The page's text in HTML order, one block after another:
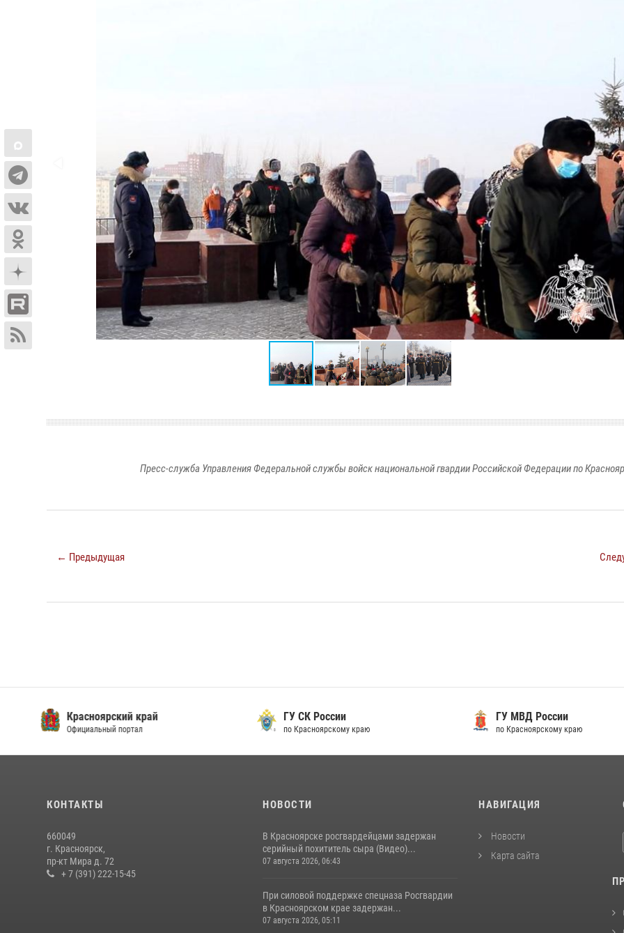
Пресс-служба Управления Федеральной службы войск национальной гвардии Российской Федерации по
← Предыдущая
ГУ СК России
по Красноярскому краю
ГУ МВД России
по Красноярскому краю
ФГУП "Охрана"
Официальный сайт
КОНТАКТЫ
660049
г. Красноярск,
пр-кт Мира д. 72
+ 7 (391) 222-15-45
НОВОСТИ
В Красноярске росгвардейцами задержан
серийный похититель сыра (Видео)...
07 августа 2026, 06:43
При силовой поддержке спецназа Росгвардии
в Красноярском крае задержан...
07 августа 2026, 05:11
НАВИГАЦИЯ
Новости
Карта сайта